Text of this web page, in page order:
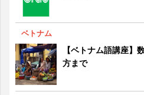
ベトナム
【ベトナム語講座】
方まで